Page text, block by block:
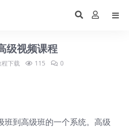
级视频课程
程下载 115 0
班到高级班的一个系统。高级